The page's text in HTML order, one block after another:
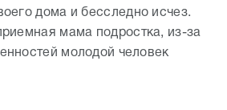
дома и бесследно исчез.
мама подростка, из-за
молодой человек